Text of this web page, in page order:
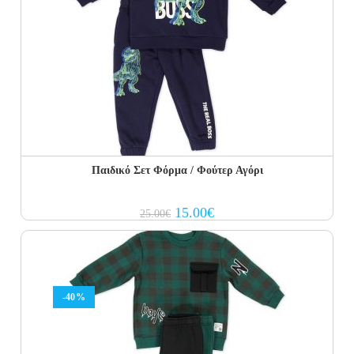
Παιδικό Σετ Φόρμα / Φούτερ Αγόρι
25.00€ Original
price
was:
25.00€.
15.00€Current
price
is:
15.00€.
-40%